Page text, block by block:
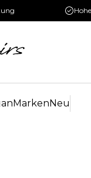
MarkenNeu